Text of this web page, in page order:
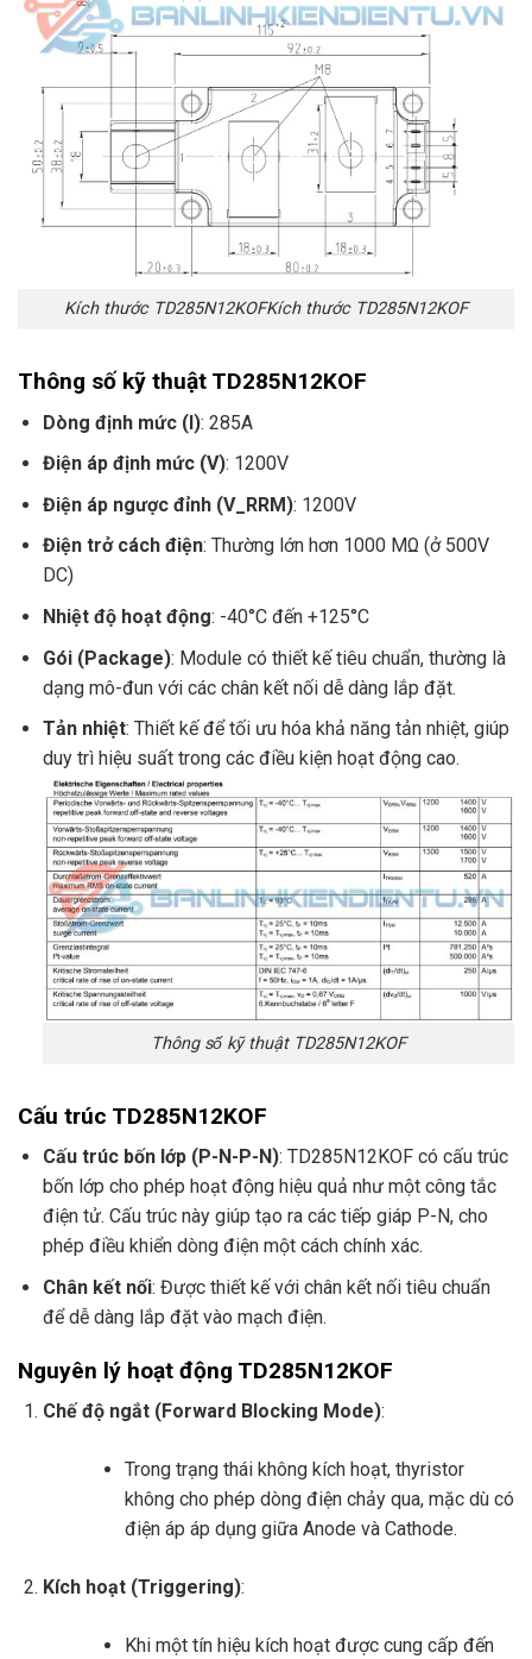
Kích thước TD285N12KOFKích thước TD285N12KOF
Thông số kỹ thuật TD285N12KOF
Dòng định mức (I): 285A
Điện áp định mức (V): 1200V
Điện áp ngược đỉnh (V_RRM): 1200V
Điện trở cách điện: Thường lớn hơn 1000 MΩ (ở 500V
DC)
Nhiệt độ hoạt động: -40°C đến +125°C
Gói (Package): Module có thiết kế tiêu chuẩn, thường là
dạng mô-đun với các chân kết nối dễ dàng lắp đặt.
Tản nhiệt: Thiết kế để tối ưu hóa khả năng tản nhiệt, giúp
duy trì hiệu suất trong các điều kiện hoạt động cao.
Thông số kỹ thuật TD285N12KOF
Cấu trúc TD285N12KOF
Cấu trúc bốn lớp (P-N-P-N): TD285N12KOF có cấu trúc
bốn lớp cho phép hoạt động hiệu quả như một công tắc
điện tử. Cấu trúc này giúp tạo ra các tiếp giáp P-N, cho
phép điều khiển dòng điện một cách chính xác.
Chân kết nối: Được thiết kế với chân kết nối tiêu chuẩn
để dễ dàng lắp đặt vào mạch điện.
Nguyên lý hoạt động TD285N12KOF
Chế độ ngắt (Forward Blocking Mode):
Trong trạng thái không kích hoạt, thyristor
không cho phép dòng điện chảy qua, mặc dù có
điện áp áp dụng giữa Anode và Cathode.
Kích hoạt (Triggering):
Khi một tín hiệu kích hoạt được cung cấp đến